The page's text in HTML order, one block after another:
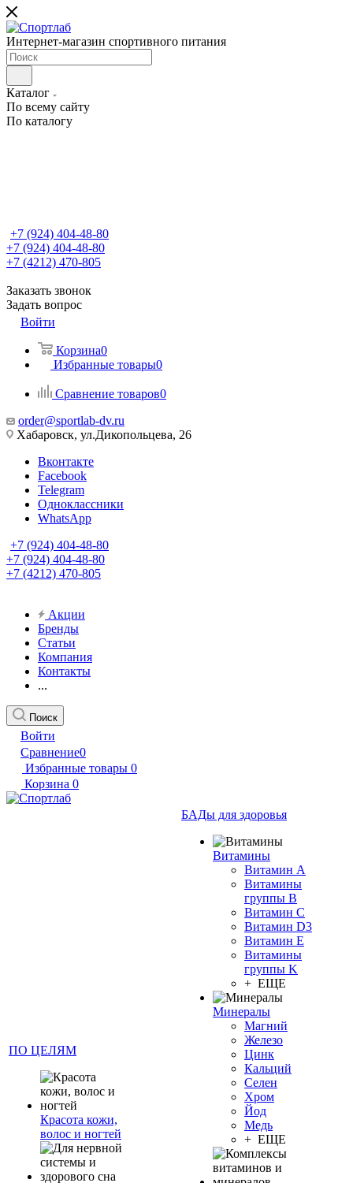
Интернет-магазин спортивного питания
Каталог
По всему сайту
По каталогу
+7 (924) 404-48-80
+7 (924) 404-48-80
+7 (4212) 470-805
Заказать звонок
Задать вопрос
Войти
Корзина0
Избранные товары0
Сравнение товаров0
order@sportlab-dv.ru
Хабаровск, ул.Дикопольцева, 26
Вконтакте
Facebook
Telegram
Одноклассники
WhatsApp
+7 (924) 404-48-80
+7 (924) 404-48-80
+7 (4212) 470-805
Акции
Бренды
Статьи
Компания
Контакты
...
Поиск
Войти
Сравнение0
Избранные товары 0
Корзина 0
ПО ЦЕЛЯМ
Красота кожи,
волос и ногтей
БАДы для здоровья
Витамины
Витамин А
Витамины
группы B
Витамин C
Витамин D3
Витамин E
Витамины
группы K
+ ЕЩЕ
Минералы
Магний
Железо
Цинк
Кальций
Селен
Хром
Йод
Медь
+ ЕЩЕ